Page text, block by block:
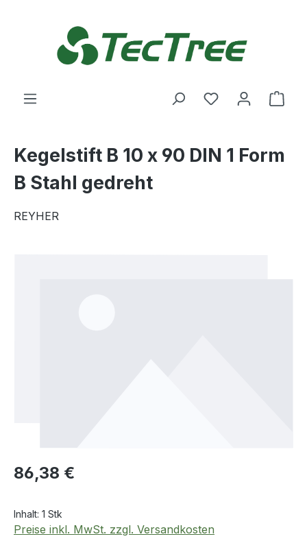
Du hast 0
Kegelstift B 10 x 90 DIN 1 Form
B Stahl gedreht
REYHER
Regulärer Preis:
86,38 €
Inhalt: 1 Stk
Preise inkl. MwSt. zzgl. Versandkosten